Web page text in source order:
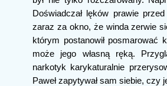
Doświadczał lęków prawie
zaraz za okno, że winda zerwie
którym postanowił
może jego własną ręką.
narkotyk karykaturalnie
Paweł zapytywał sam siebie,